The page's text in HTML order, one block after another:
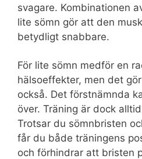
svagare. Kombinationen
lite sömn gör att den
betydligt snabbare.
För lite sömn medför en
hälsoeffekter, men det
också. Det förstnämnda
över. Träning är dock
Trotsar du sömnbristen
får du både träningens
och förhindrar att bristen